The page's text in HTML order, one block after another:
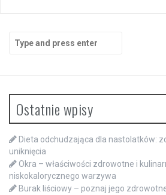
Search
for:
Ostatnie wpisy
Dieta odchudzająca dla nastolatków:
uniknięcia
Okra – właściwości zdrowotne i
niskokalorycznego warzywa
Burak liściowy – poznaj jego